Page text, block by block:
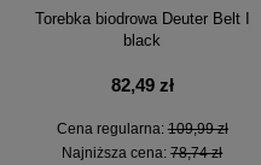
Torebka biodrowa Deuter Belt I
black
82,49 zł
Cena regularna:109,99 zł
Najniższa cena:78,74 zł